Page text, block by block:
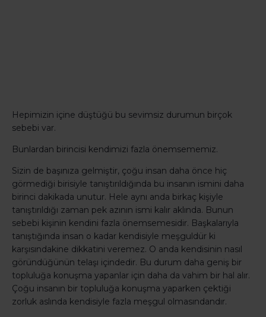
Hepimizin içine düştüğü bu sevimsiz durumun birçok
sebebi var.
Bunlardan birincisi kendimizi fazla önemsememiz.
Sizin de başınıza gelmiştir, çoğu insan daha önce hiç
görmediği birisiyle tanıştırıldığında bu insanın ismini daha
birinci dakikada unutur. Hele aynı anda birkaç kişiyle
tanıştırıldığı zaman pek azının ismi kalır aklında. Bunun
sebebi kişinin kendini fazla önemsemesidir. Başkalarıyla
tanıştığında insan o kadar kendisiyle meşguldür ki
karşısındakine dikkatini veremez. O anda kendisinin nasıl
göründüğünün telaşı içindedir. Bu durum daha geniş bir
topluluğa konuşma yapanlar için daha da vahim bir hal alır.
Çoğu insanın bir topluluğa konuşma yaparken çektiği
zorluk aslında kendisiyle fazla meşgul olmasındandır.